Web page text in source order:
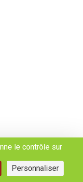
le contrôle sur
Personnaliser